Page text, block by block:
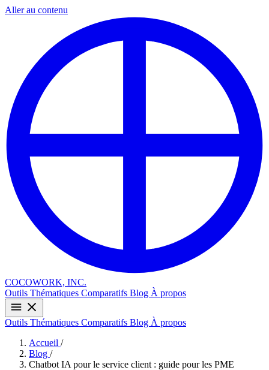
Aller au contenu
COCOWORK, INC.
Outils Thématiques Comparatifs Blog À propos
Outils Thématiques Comparatifs Blog À propos
Accueil /
Blog /
Chatbot IA pour le service client : guide pour les PME